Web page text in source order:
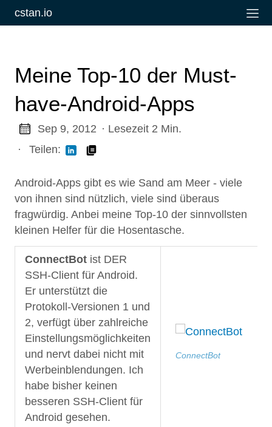
cstan.io
Meine Top-10 der Must-
have-Android-Apps
Sep 9, 2012 · Lesezeit 2 Min.
·
Teilen:
Android-Apps gibt es wie Sand am Meer - viele
von ihnen sind nützlich, viele sind überaus
fragwürdig. Anbei meine Top-10 der sinnvollsten
kleinen Helfer für die Hosentasche.
ConnectBot ist DER
SSH-Client für Android.
Er unterstützt die
Protokoll-Versionen 1 und
2, verfügt über zahlreiche
Einstellungsmöglichkeiten
und nervt dabei nicht mit
Werbeinblendungen. Ich
habe bisher keinen
besseren SSH-Client für
Android gesehen.
ConnectBot